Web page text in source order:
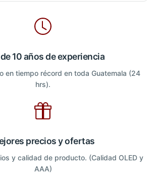
10 años de experiencia
en tiempo récord en toda Guatemala (24
hrs).
precios y ofertas
y calidad de producto. (Calidad OLED y
AAA)